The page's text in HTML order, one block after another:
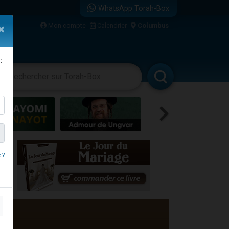
WhatsApp Torah-Box
Mon compte Calendrier Columbus
?